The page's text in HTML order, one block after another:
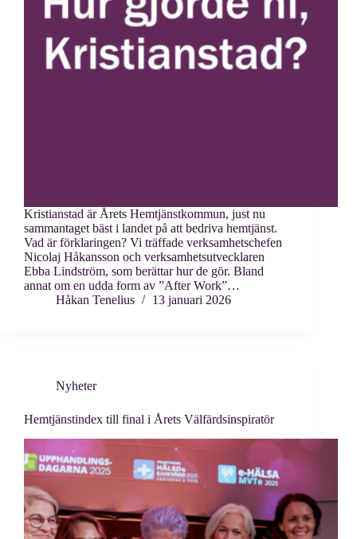
Kristianstad är Årets Hemtjänstkommun, just nu
sammantaget bäst i landet på att bedriva hemtjänst.
Vad är förklaringen? Vi träffade verksamhetschefen
Nicolaj Håkansson och verksamhetsutvecklaren
Ebba Lindström, som berättar hur de gör. Bland
annat om en udda form av ”After Work”…
Håkan Tenelius
13 januari 2026
Nyheter
Hemtjänstindex till final i Årets Välfärdsinspiratör